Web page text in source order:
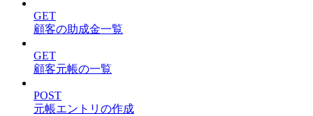
GET
顧客の助成金一覧
GET
顧客元帳の一覧
POST
元帳エントリの作成